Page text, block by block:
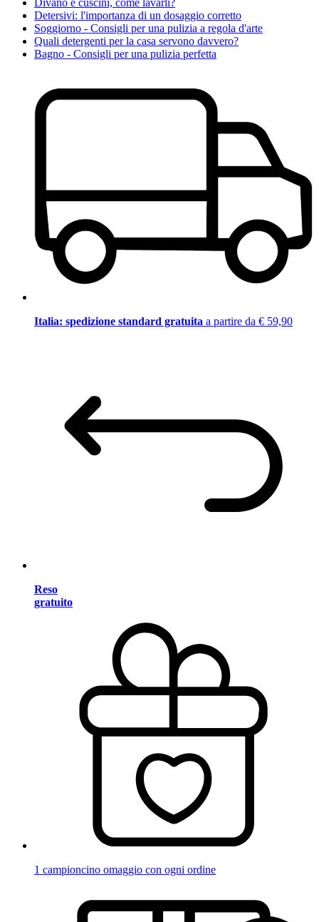
Detersivi: l'importanza di un dosaggio corretto
Soggiorno - Consigli per una pulizia a regola d'arte
Quali detergenti per la casa servono davvero?
Bagno - Consigli per una pulizia perfetta
Italia: spedizione standard gratuita a partire da € 59,90
Reso
gratuito
1 campioncino omaggio con ogni ordine